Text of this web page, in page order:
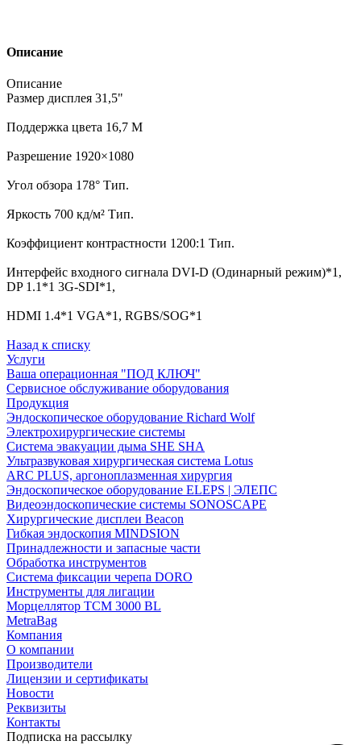
Описание
Описание
Размер дисплея 31,5"
Поддержка цвета 16,7 M
Разрешение 1920×1080
Угол обзора 178° Тип.
Яркость 700 кд/м² Тип.
Коэффициент контрастности 1200:1 Тип.
Интерфейс входного сигнала DVI-D (Одинарный режим)*1,
DP 1.1*1 3G-SDI*1,
HDMI 1.4*1 VGA*1, RGBS/SOG*1
Назад к списку
Услуги
Ваша операционная "ПОД КЛЮЧ"
Сервисное обслуживание оборудования
Продукция
Эндоскопическое оборудование Richard Wolf
Электрохирургические системы
Система эвакуации дыма SHE SHA
Ультразвуковая хирургическая система Lotus
ARC PLUS, аргоноплазменная хирургия
Эндоскопическое оборудование ELEPS | ЭЛЕПС
Видеоэндоскопические системы SONOSCAPE
Хирургические дисплеи Beacon
Гибкая эндоскопия MINDSION
Принадлежности и запасные части
Обработка инструментов
Система фиксации черепа DORO
Инструменты для лигации
Морцеллятор ТСМ 3000 BL
MetraBag
Компания
О компании
Производители
Лицензии и сертификаты
Новости
Реквизиты
Контакты
Подписка на рассылку